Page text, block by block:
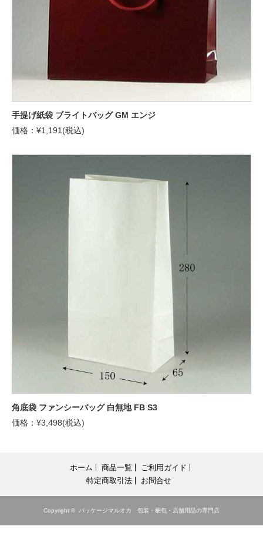
手提げ紙袋 ブライトバッグ GM エンジ
価格：¥1,191(税込)
角底袋 ファンシーバッグ 白無地 FB S3
価格：¥3,498(税込)
ホーム 商品一覧
ご利用ガイド
特定商取引法
お問合せ
Copyright © パッケージマルオカ 包装・梱包・店舗用品の専門店